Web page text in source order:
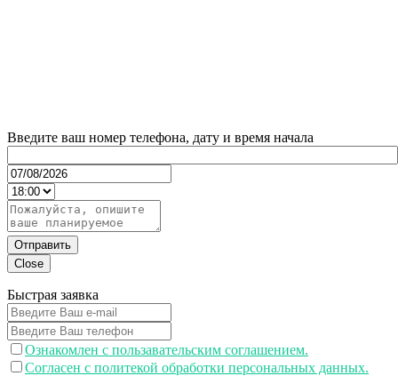
Введите ваш номер телефона, дату и время начала
Отправить
Close
Быстрая заявка
Ознакомлен с пользавательским соглашением.
Согласен с политекой обработки персональных данных.